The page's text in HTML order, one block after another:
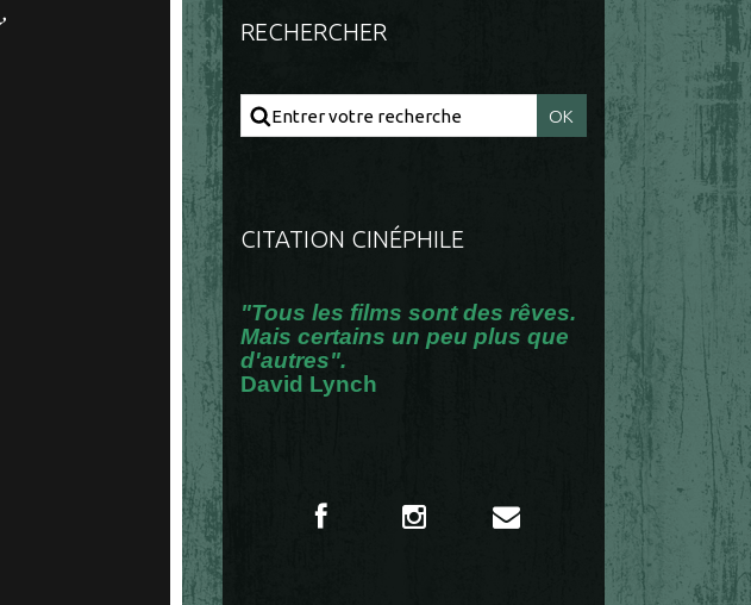
RECHERCHER
CITATION CINÉPHILE
"Tous les films sont des rêves.
Mais certains un peu plus que
d'autres".
David Lynch